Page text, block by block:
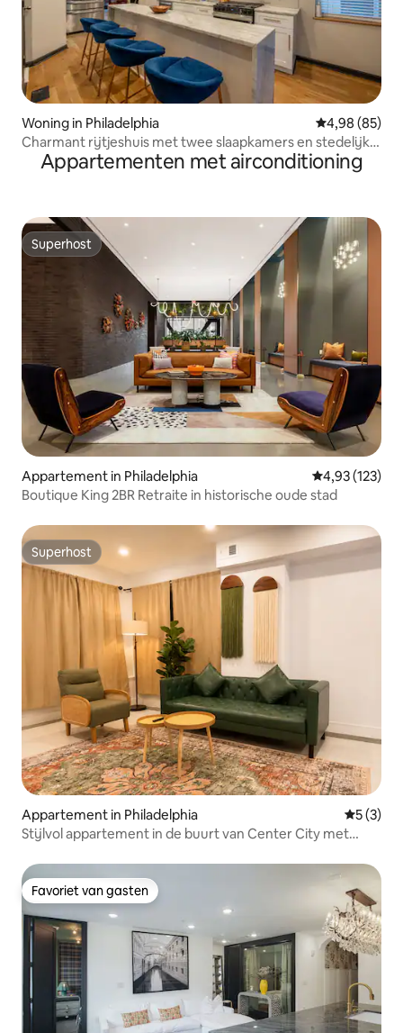
Woning in Philadelphia Gemiddelde
4,98 (85)
Charmant rijtjeshuis met twee slaapkamers en stedelijke
oase in de buitenlucht
Appartementen met airconditioning
Superhost
Superhost
Appartement in Philadelphia Gemiddelde
4,93 (123)
Boutique King 2BR Retraite in historische oude stad
Superhost
Superhost
Appartement in Philadelphia
5 (3)
Stijlvol appartement in de buurt van Center City met
Favoriet van gasten
Favoriet van gasten